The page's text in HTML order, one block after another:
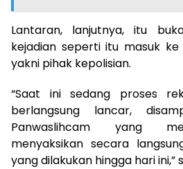
Lantaran, lanjutnya, itu
kejadian seperti itu masuk
yakni pihak kepolisian.
“Saat ini sedang proses
berlangsung lancar,
Panwaslihcam yang
menyaksikan secara
yang dilakukan hingga hari ini,”